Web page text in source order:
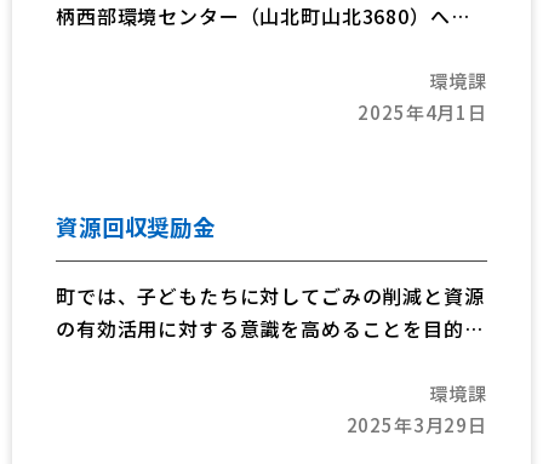
柄西部環境センター（山北町山北3680）へ直
環境課
2025年4月1日
資源回収奨励金
町では、子どもたちに対してごみの削減と資源
の有効活用に対する意識を高めることを目的
収した資源物を、回収業者に引き渡した量に応
じて資源回収奨励金を交付しています。
環境課
2025年3月29日